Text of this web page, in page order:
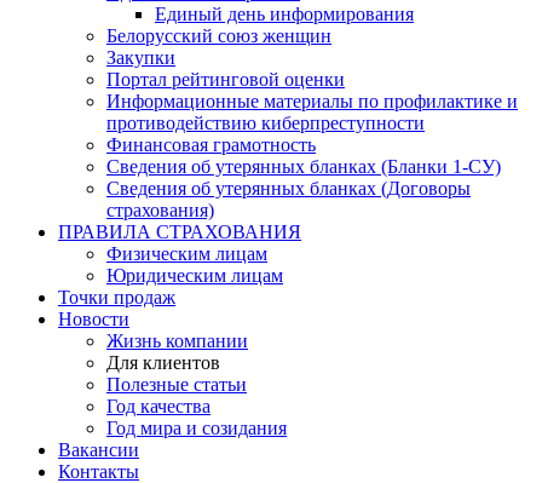
Единый день информирования
Белорусский союз женщин
Закупки
Портал рейтинговой оценки
Информационные материалы по профилактике и
противодействию киберпреступности
Финансовая грамотность
Сведения об утерянных бланках (Бланки 1-СУ)
Сведения об утерянных бланках (Договоры
страхования)
ПРАВИЛА СТРАХОВАНИЯ
Физическим лицам
Юридическим лицам
Точки продаж
Новости
Жизнь компании
Для клиентов
Полезные статьи
Год качества
Год мира и созидания
Вакансии
Контакты